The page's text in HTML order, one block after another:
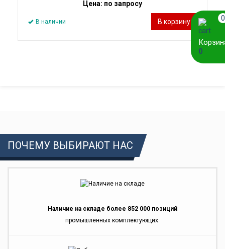
Цена: по запросу
В наличии В корзину
ПОЧЕМУ ВЫБИРАЮТ НАС
Наличие на складе более 852 000 позиций
промышленных комплектующих.
0
0